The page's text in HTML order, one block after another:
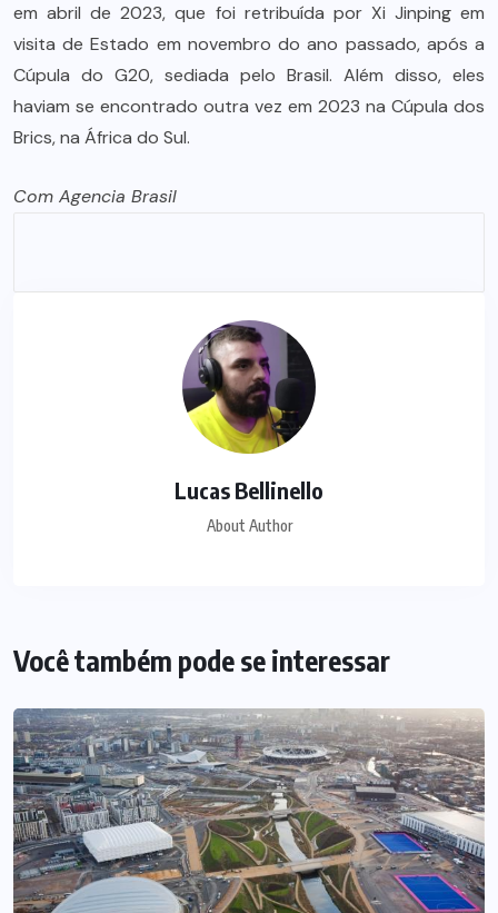
em abril de 2023, que foi retribuída por Xi Jinping em
visita de Estado em novembro do ano passado, após a
Cúpula do G20, sediada pelo Brasil. Além disso, eles
haviam se encontrado outra vez em 2023 na Cúpula dos
Brics, na África do Sul.
Com Agencia Brasil
Lucas Bellinello
About Author
Você também pode se interessar